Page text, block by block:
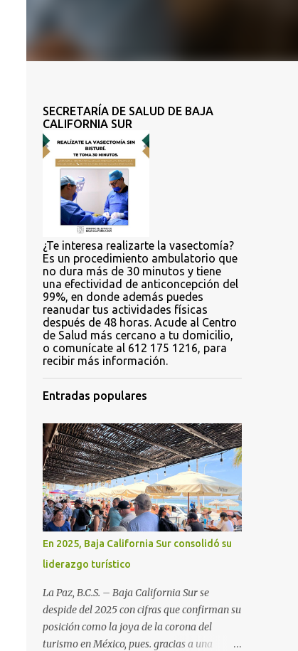
SECRETARÍA DE SALUD DE BAJA
CALIFORNIA SUR
¿Te interesa realizarte la vasectomía?
Es un procedimiento ambulatorio que
no dura más de 30 minutos y tiene
una efectividad de anticoncepción del
99%, en donde además puedes
reanudar tus actividades físicas
después de 48 horas. Acude al Centro
de Salud más cercano a tu domicilio,
o comunícate al 612 175 1216, para
recibir más información.
Entradas populares
En 2025, Baja California Sur consolidó su
liderazgo turístico
La Paz, B.C.S. – Baja California Sur se
despide del 2025 con cifras que confirman su
posición como la joya de la corona del
turismo en México, pues. gracias a una